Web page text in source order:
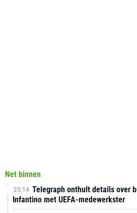
Net binnen
23:14 Telegraph onthult details over
Infantino met UEFA-medewerkster